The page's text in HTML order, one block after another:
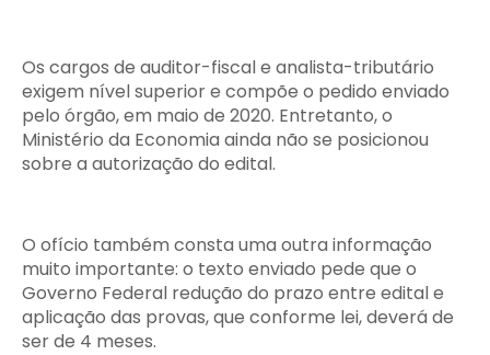
Os cargos de auditor-fiscal e analista-tributário
exigem nível superior e compõe o pedido enviado
pelo órgão, em maio de 2020. Entretanto, o
Ministério da Economia ainda não se posicionou
sobre a autorização do edital.
O ofício também consta uma outra informação
muito importante: o texto enviado pede que o
Governo Federal redução do prazo entre edital e
aplicação das provas, que conforme lei, deverá de
ser de 4 meses.